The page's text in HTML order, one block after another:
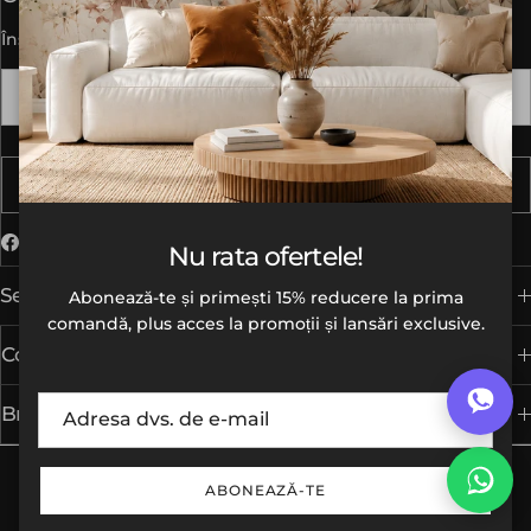
Serviciu clienți
Corporate:
Brandurile noastre
Înscrie-te pentru oferte exclusive.
Abonează-te
Facebook Nu rata ofertele!
Abonează-te și primești 15% reducere la prima
comandă, plus acces la promoții și lansări exclusive.
ABONEAZĂ-TE